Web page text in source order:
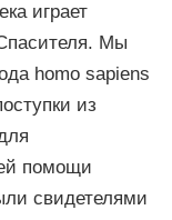
играет
Мы
homo sapiens
из
помощи
свидетелями